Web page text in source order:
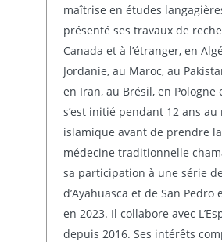
maîtrise en études
présenté ses travaux de
Canada et à l’étranger, en
Jordanie, au Maroc, au
en Iran, au Brésil, en Pologne
s’est initié pendant 12 ans au
islamique avant de prendre
médecine traditionnelle
sa participation à une série
d’Ayahuasca et de San Pedro
en 2023. Il collabore avec
depuis 2016. Ses intérêts